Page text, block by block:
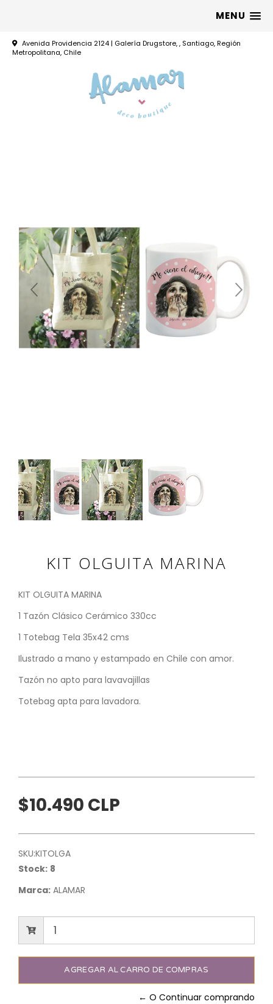
MENU
Avenida Providencia 2124 | Galería Drugstore, , Santiago, Región
Metropolitana, Chile
KIT OLGUITA MARINA
KIT OLGUITA MARINA
1 Tazón Clásico Cerámico 330cc
1 Totebag Tela 35x42 cms
Ilustrado a mano y estampado en Chile con amor.
Tazón no apto para lavavajillas
Totebag apta para lavadora.
$10.490 CLP
SKU:KITOLGA
Stock: 8
Marca: ALAMAR
← O Continuar comprando